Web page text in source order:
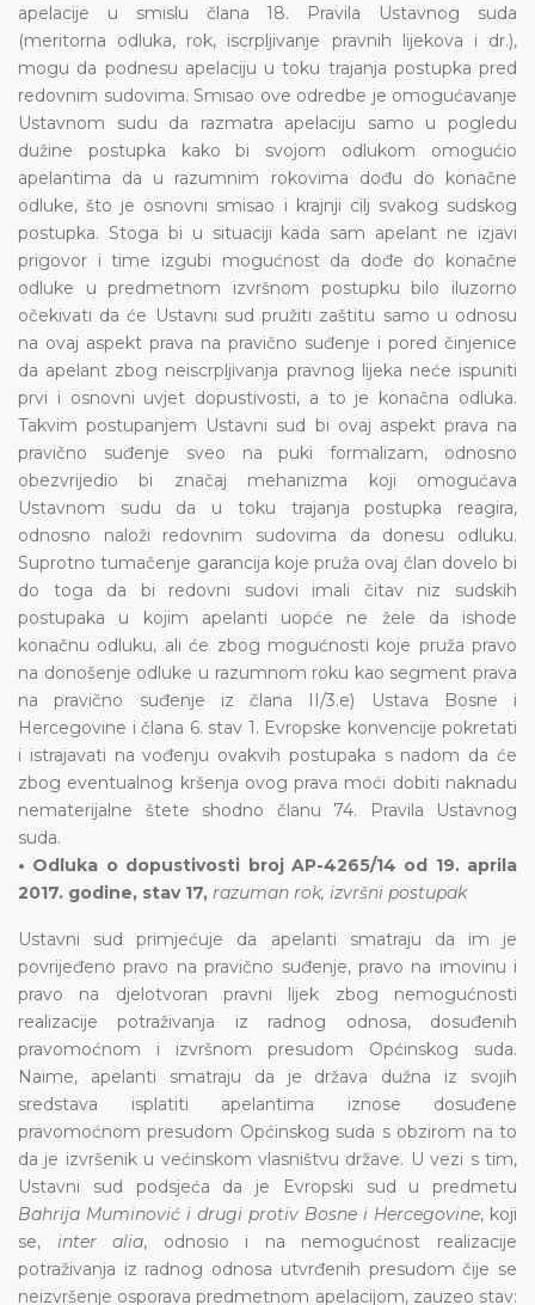
apelacije u smislu člana 18. Pravila Ustavnog suda
(meritorna odluka, rok, iscrpljivanje pravnih lijekova i dr.),
mogu da podnesu apelaciju u toku trajanja postupka pred
redovnim sudovima. Smisao ove odredbe je omogućavanje
Ustavnom sudu da razmatra apelaciju samo u pogledu
dužine postupka kako bi svojom odlukom omogućio
apelantima da u razumnim rokovima dođu do konačne
odluke, što je osnovni smisao i krajnji cilj svakog sudskog
postupka. Stoga bi u situaciji kada sam apelant ne izjavi
prigovor i time izgubi mogućnost da dođe do konačne
odluke u predmetnom izvršnom postupku bilo iluzorno
očekivati da će Ustavni sud pružiti zaštitu samo u odnosu
na ovaj aspekt prava na pravično suđenje i pored činjenice
da apelant zbog neiscrpljivanja pravnog lijeka neće ispuniti
prvi i osnovni uvjet dopustivosti, a to je konačna odluka.
Takvim postupanjem Ustavni sud bi ovaj aspekt prava na
pravično suđenje sveo na puki formalizam, odnosno
obezvrijedio bi značaj mehanizma koji omogućava
Ustavnom sudu da u toku trajanja postupka reagira,
odnosno naloži redovnim sudovima da donesu odluku.
Suprotno tumačenje garancija koje pruža ovaj član dovelo bi
do toga da bi redovni sudovi imali čitav niz sudskih
postupaka u kojim apelanti uopće ne žele da ishode
konačnu odluku, ali će zbog mogućnosti koje pruža pravo
na donošenje odluke u razumnom roku kao segment prava
na pravično suđenje iz člana II/3.e) Ustava Bosne i
Hercegovine i člana 6. stav 1. Evropske konvencije pokretati
i istrajavati na vođenju ovakvih postupaka s nadom da će
zbog eventualnog kršenja ovog prava moći dobiti naknadu
nematerijalne štete shodno članu 74. Pravila Ustavnog
suda.
• Odluka o dopustivosti broj AP-4265/14 od 19. aprila
2017. godine, stav 17, razuman rok, izvršni postupak
Ustavni sud primjećuje da apelanti smatraju da im je
povrijeđeno pravo na pravično suđenje, pravo na imovinu i
pravo na djelotvoran pravni lijek zbog nemogućnosti
realizacije potraživanja iz radnog odnosa, dosuđenih
pravomoćnom i izvršnom presudom Općinskog suda.
Naime, apelanti smatraju da je država dužna iz svojih
sredstava isplatiti apelantima iznose dosuđene
pravomoćnom presudom Općinskog suda s obzirom na to
da je izvršenik u većinskom vlasništvu države. U vezi s tim,
Ustavni sud podsjeća da je Evropski sud u predmetu
Bahrija Muminović i drugi protiv Bosne i Hercegovine, koji
se, inter alia, odnosio i na nemogućnost realizacije
potraživanja iz radnog odnosa utvrđenih presudom čije se
neizvršenje osporava predmetnom apelacijom, zauzeo stav: